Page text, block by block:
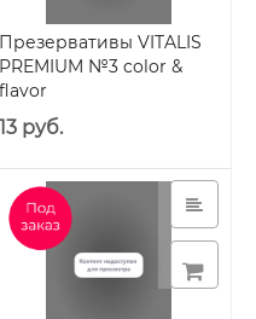
Презервативы VITALIS
PREMIUM №3 color &
flavor
13 руб.